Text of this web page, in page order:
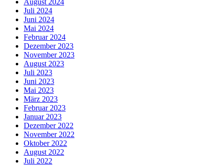
Juli 2024
Juni 2024
Mai 2024
Februar 2024
Dezember 2023
November 2023
August 2023
Juli 2023
Juni 2023
Mai 2023
März 2023
Februar 2023
Januar 2023
Dezember 2022
November 2022
Oktober 2022
August 2022
Juli 2022